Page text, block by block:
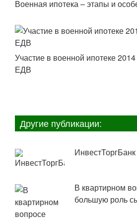
Военная ипотека – этапы и
Участие в военной ипотеке
ЕДВ
Другие публикации:
ИнвестТоргБанк
В квартирном
большую роль